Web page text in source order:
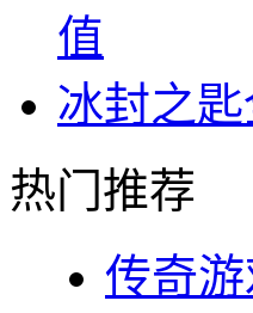
值
冰封之
热门推荐
传奇